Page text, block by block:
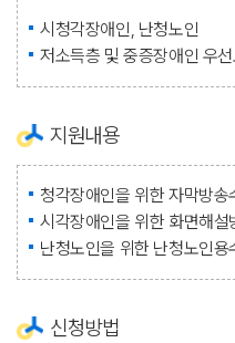
시청각장애인, 난청노인
저소득층 및 중증장애인 우
지원내용
청각장애인을 위한 자막방송
시각장애인을 위한 화면해설
난청노인을 위한 난청노인용
신청방법